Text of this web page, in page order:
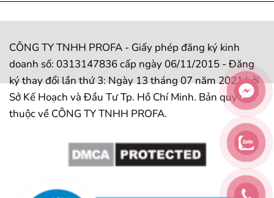
CÔNG TY TNHH PROFA - Giấy phép đăng ký kinh
doanh số: 0313147836 cấp ngày 06/11/2015 - Đăng
ký thay đổi lần thứ 3: Ngày 13 tháng 07 năm 2021 bởi
Sở Kế Hoạch và Đầu Tư Tp. Hồ Chí Minh. Bản quyền
thuộc về CÔNG TY TNHH PROFA.